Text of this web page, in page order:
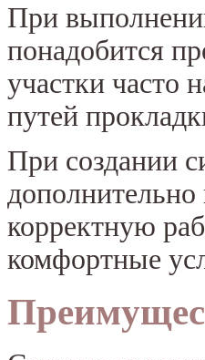
При
понадобится
участки часто
путей
При создании
корректную
комфортные